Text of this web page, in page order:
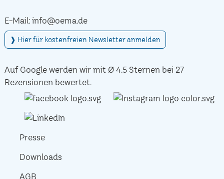
E-Mail: info@oema.de
❱ Hier für kostenfreien Newsletter anmelden
Auf Google werden wir mit Ø 4.5 Sternen bei 27
Rezensionen bewertet.
Presse
Downloads
AGB